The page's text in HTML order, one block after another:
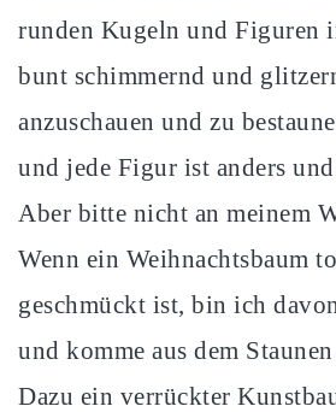
runden Kugeln und Figuren
bunt schimmernd und
anzuschauen und zu
und jede Figur ist anders
Aber bitte nicht an meinem
Wenn ein Weihnachtsbaum
geschmückt ist, bin ich
und komme aus dem
Dazu ein verrückter